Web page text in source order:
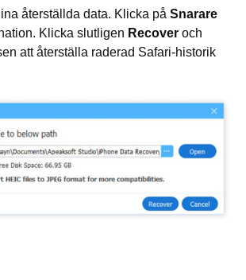
återställda data. Klicka på Snarare
Klicka slutligen Recover och
att återställa raderad Safari-historik